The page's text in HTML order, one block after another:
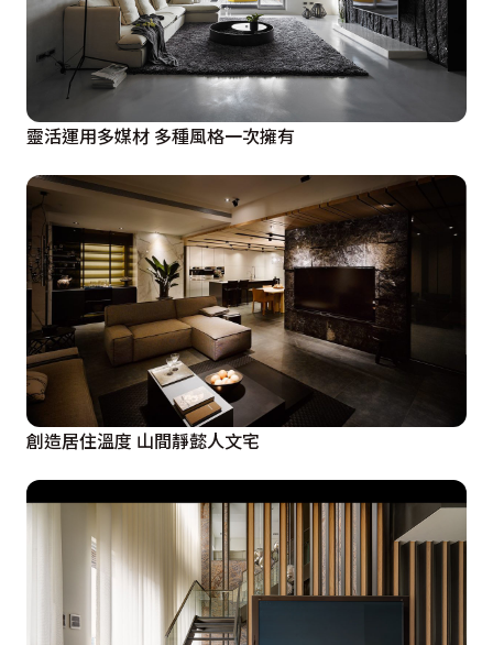
靈活運用多媒材 多種風格一次擁有
創造居住溫度 山間靜懿人文宅